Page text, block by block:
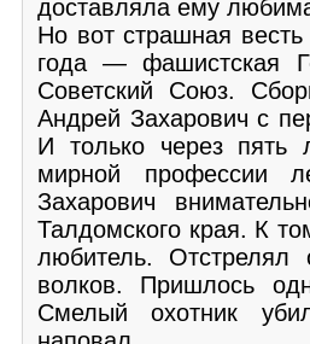
доставляла ему
Но вот страшная весть
года — фашистская
Советский Союз.
Андрей Захарович с
И только через пять
мирной профессии
Захарович
Талдомского края. К
любитель. Отстрелял
волков. Пришлось
Смелый охотник